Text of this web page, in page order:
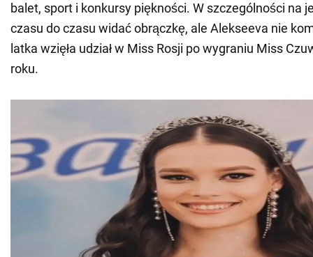
balet, sport i konkursy piękności. W szczególności na
czasu do czasu widać obrączkę, ale Alekseeva nie
latka wzięła udział w Miss Rosji po wygraniu Miss
roku.